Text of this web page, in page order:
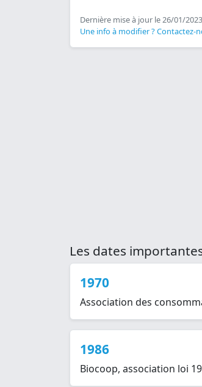
Dernière mise à jour le 26/01/2023
Une info à modifier ? Contactez-
Les dates
1970
Association des
1986
Biocoop, association loi